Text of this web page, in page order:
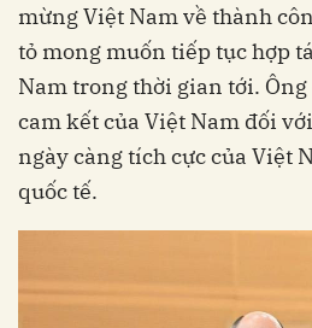
mừng Việt Nam về thành
tỏ mong muốn tiếp tục hợp
Nam trong thời gian tới.
cam kết của Việt Nam đối
ngày càng tích cực của Việt
quốc tế.